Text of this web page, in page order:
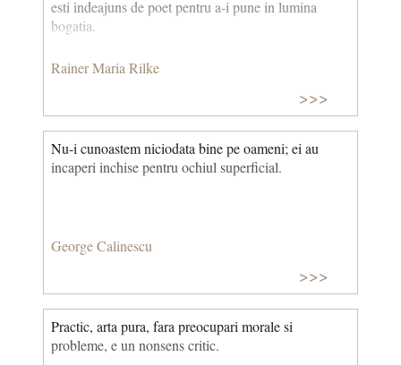
esti indeajuns de poet pentru a-i pune in lumina
bogatia.
Rainer Maria Rilke
>>>
Nu-i cunoastem niciodata bine pe oameni; ei au
incaperi inchise pentru ochiul superficial.
George Calinescu
>>>
Practic, arta pura, fara preocupari morale si
probleme, e un nonsens critic.